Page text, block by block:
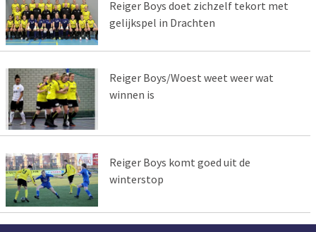
Reiger Boys doet zichzelf tekort met
gelijkspel in Drachten
Reiger Boys/Woest weet weer wat
winnen is
Reiger Boys komt goed uit de
winterstop